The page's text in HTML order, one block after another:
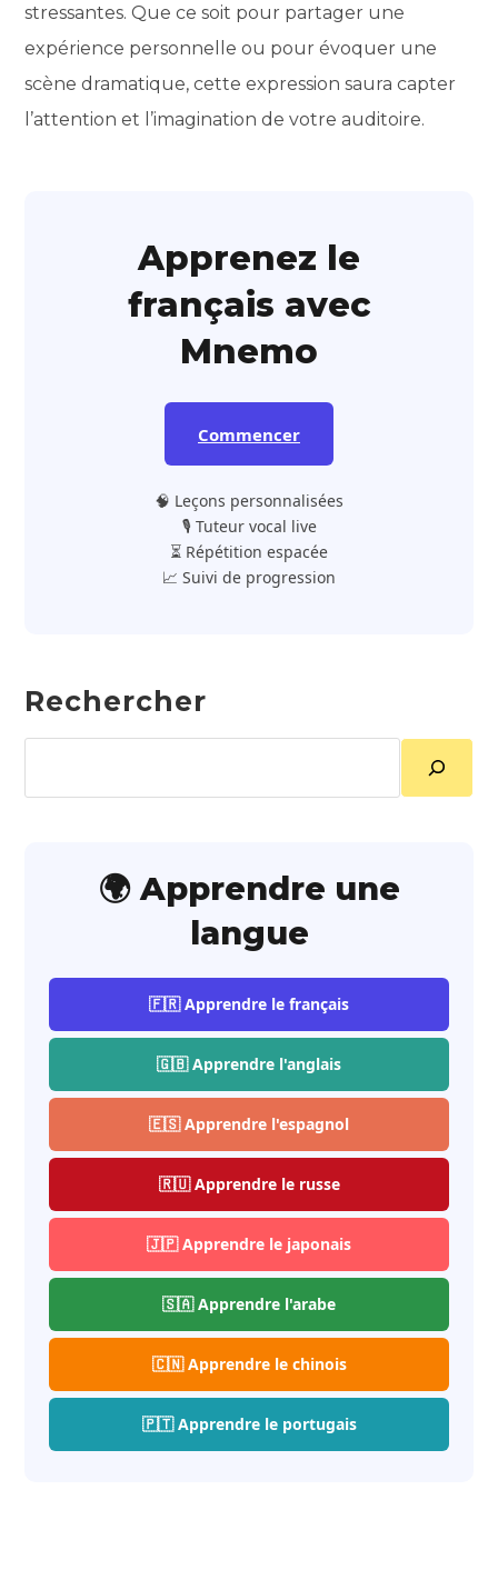
stressantes. Que ce soit pour partager une
expérience personnelle ou pour évoquer une
scène dramatique, cette expression saura capter
l’attention et l’imagination de votre auditoire.
Apprenez le
français avec
Mnemo
Commencer
🧠 Leçons personnalisées
🎙️ Tuteur vocal live
⏳ Répétition espacée
📈 Suivi de progression
Rechercher
🌍 Apprendre une
langue
🇫🇷 Apprendre le français
🇬🇧 Apprendre l'anglais
🇪🇸 Apprendre l'espagnol
🇷🇺 Apprendre le russe
🇯🇵 Apprendre le japonais
🇸🇦 Apprendre l'arabe
🇨🇳 Apprendre le chinois
🇵🇹 Apprendre le portugais